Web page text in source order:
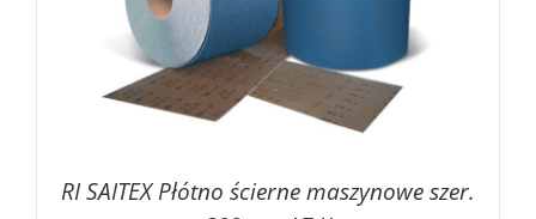
RI SAITEX Płótno ścierne maszynowe szer.